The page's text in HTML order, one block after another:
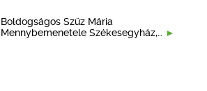
Boldogságos Szűz Mária
Mennybemenetele Székesegyház,…